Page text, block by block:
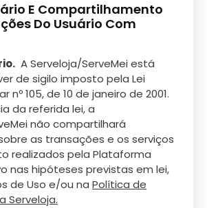
E Compartilhamento
Do Usuário Com
A Serveloja/ServeMei está
de sigilo imposto pela Lei
nº 105, de 10 de janeiro de 2001.
da referida lei, a
não compartilhará
as transações e os serviços
realizados pela Plataforma
nas hipóteses previstas em lei,
de Uso e/ou na Política de
Serveloja.